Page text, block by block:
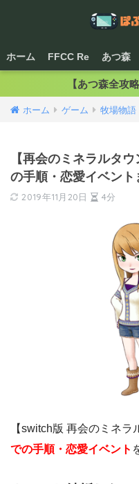
ホーム FFCC Re あつ森
【あつ森全攻
ホーム ゲーム 牧場物語
【再会のミネラルタ
の手順・恋愛イベント
2019年11月20日 4分
【switch版 再会のミネラ
での手順・恋愛イベント